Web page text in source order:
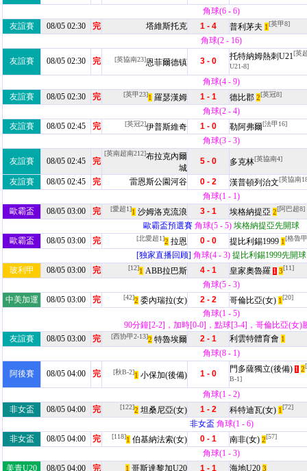
角球(6 - 6)
友誼賽
08/05 02:30 完 塔維斯托克 1 - 4 普利茅夫 1[英甲8]
角球(2 - 16)
友誼賽 08/05 02:30 完 [英協南23]恩菲爾德镇 3 - 0 托特納姆熱刺U21[英
U21-8]
角球(4 - 9)
友誼賽
08/05 02:30 完 [英甲23]1 羅瑟漢姆 1 - 1 德比郡 2[英冠8]
角球(2 - 4)
友誼賽
08/05 02:45 完 [英冠2]伊普斯維奇 1 - 0 勒阿弗爾[法甲16]
角球(3 - 3)
友誼賽 08/05 02:45 完
[英南超南212]布拉克內爾
城
5 - 0 多克林[英協南4]
友誼賽 08/05 02:45 完 雷恩斯公園河谷 0 - 2 漢普頓列治文[英協南
角球(1 - 1)
歐霸盃
08/05 03:00 完 [愛超1]1 沙姆洛克流浪 3 - 1 埃格納提亞 2[阿巴超8]
歐霸盃預選賽 角球(5 - 5) 埃格納提亞先開球
歐霸盃
08/05 03:00 完 [北愛超1]2 拉恩 0 - 0 提比利錫1999 1[格魯
[独家直播回顾] 角球(4 - 3) 提比利錫1999先開球
玻利甲
08/05 03:00 完 [12]1 ABB拉巴斯 4 - 1 皇家奧魯羅 1 3[11]
角球(5 - 3)
中美加運
08/05 03:00 完 [42]2 委內瑞拉(女) 2 - 2 哥倫比亞(女) 1[20]
角球(1 - 5)
90分鐘[2-2]，加時[0-0]，點球[3-4]，哥倫比亞(女)
友誼賽
08/05 03:00 完 [西协甲2-13]2 特魯埃爾 2 - 1 利雲特體育會 1
角球(8 - 1)
阿後賽 08/05 04:00 完 [秋B-2]1 小保加(後備) 1 - 0 門多薩獨立(後備) 1 2
B-1]
角球(1 - 2)
非女盃
08/05 04:00 完 [122]2 坦桑尼亞(女) 1 - 2 科特迪瓦(女) 1[72]
非女盃 角球(1 - 6)
非女盃
08/05 04:00 完 [118]1 伯基納法索(女) 0 - 1 南非(女) 2[57]
角球(1 - 3)
美青U20
08/05 04:00 完 1 哥斯達黎加U20 1 - 1 海地U20 3